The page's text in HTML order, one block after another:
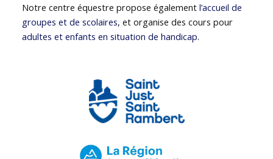
Notre centre équestre propose égalementl’accueil de
groupes et de scolaires, et organise des cours pour
adultes et enfants en situation de handicap.